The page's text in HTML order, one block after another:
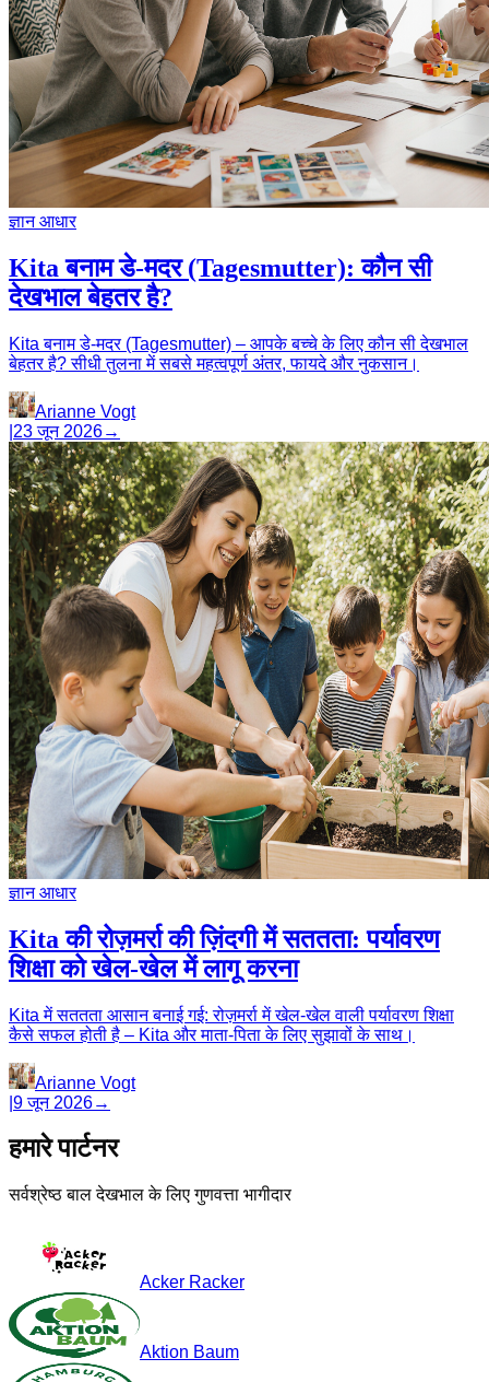
ज्ञान आधार
Kita बनाम डे-मदर (Tagesmutter): कौन सी
देखभाल बेहतर है?
Kita बनाम डे-मदर (Tagesmutter) – आपके बच्चे के लिए कौन सी देखभाल
बेहतर है? सीधी तुलना में सबसे महत्वपूर्ण अंतर, फायदे और नुकसान।
Arianne Vogt
23 जून 2026→
ज्ञान आधार
Kita की रोज़मर्रा की ज़िंदगी में सततता: पर्यावरण
शिक्षा को खेल-खेल में लागू करना
Kita में सततता आसान बनाई गई: रोज़मर्रा में खेल-खेल वाली पर्यावरण शिक्षा
कैसे सफल होती है – Kita और माता-पिता के लिए सुझावों के साथ।
Arianne Vogt
9 जून 2026→
हमारे पार्टनर
सर्वश्रेष्ठ बाल देखभाल के लिए गुणवत्ता भागीदार
Acker Racker
Aktion Baum